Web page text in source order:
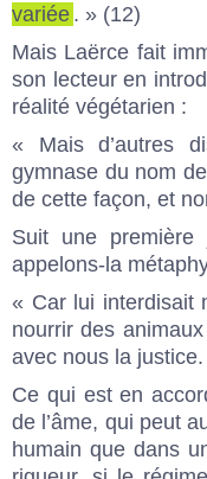
variée . » (12)
Mais Laërce fait
son lecteur en
réalité végétarien :
« Mais d’autres
gymnase du nom
de cette façon, et
Suit une première
appelons-la
« Car lui interdisait
nourrir des
avec nous la
Ce qui est en
de l’âme, qui peut
humain que dans